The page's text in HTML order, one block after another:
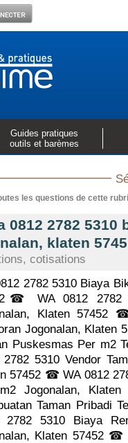
Guides pratiques
outils et barèmes
les questions de cette
0812 2782
klaten 5745
cotisations
2782 5310 Biaya
WA 0812 2782
Klaten 57452
Jogonalan, Klaten
Puskesmas Per m2
2782 5310 Vendor
57452 ☎ WA 0812
Jogonalan,
Taman Pribadi
2782 5310 Biaya
Klaten 57452 ☎